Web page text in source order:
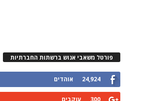
פורטל משאבי אנוש ברשתות החברתיות
24,924 אוהדים